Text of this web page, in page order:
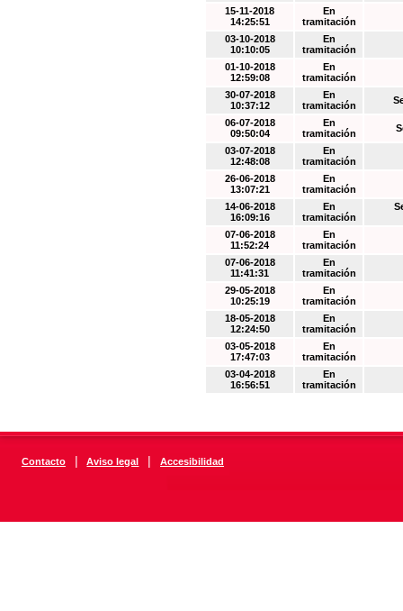
15-11-2018
14:25:51
En
tramitación
03-10-2018
10:10:05
En
tramitación
01-10-2018
12:59:08
En
tramitación
30-07-2018
10:37:12
En
tramitación
06-07-2018
09:50:04
En
tramitación
03-07-2018
12:48:08
En
tramitación
26-06-2018
13:07:21
En
tramitación
14-06-2018
16:09:16
En
tramitación
07-06-2018
11:52:24
En
tramitación
07-06-2018
11:41:31
En
tramitación
29-05-2018
10:25:19
En
tramitación
18-05-2018
12:24:50
En
tramitación
03-05-2018
17:47:03
En
tramitación
03-04-2018
16:56:51
En
tramitación
Contacto | Aviso legal | Accesibilidad